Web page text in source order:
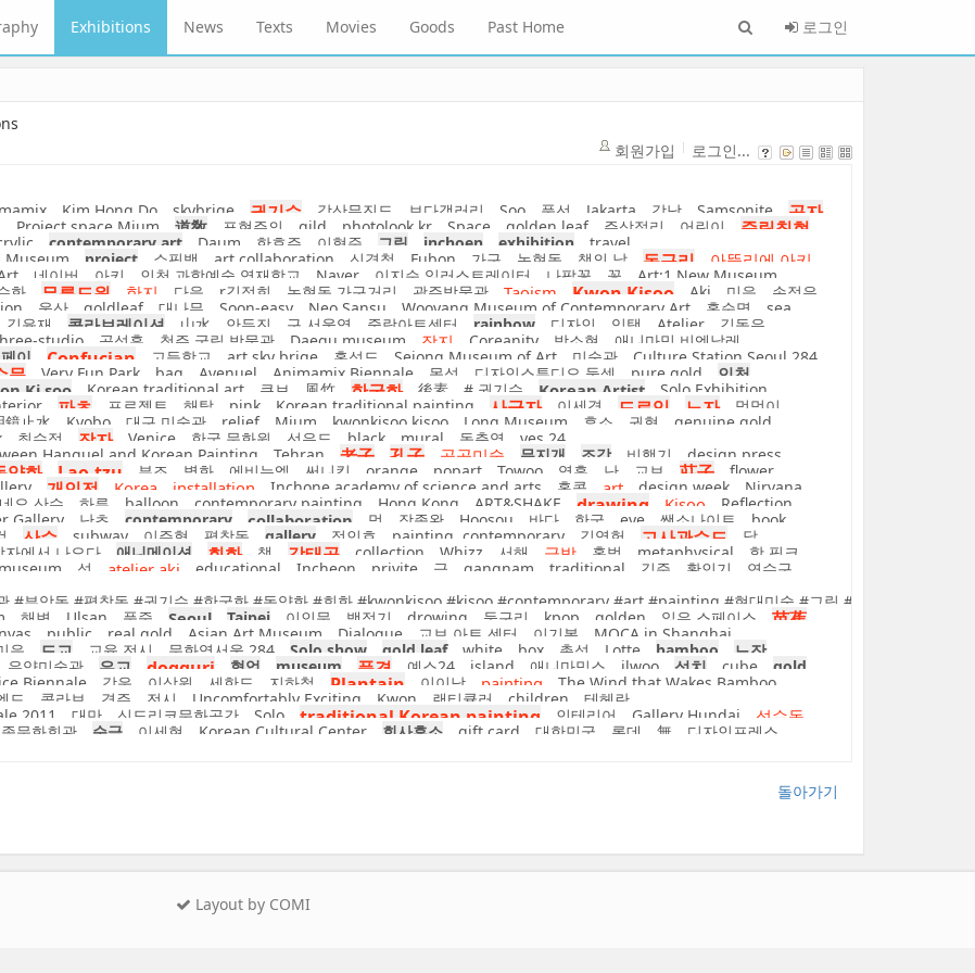
Exhibitions News Texts Movies Goods Past Home 로그인
회원가입
로그인...
Kim Hong Do skybrige 권기수 강산무진도 보다갤러리 Soo 풍선 Jakarta 강남 Samsonite 공자
Project space Mium 道敎 표현주의 gild photolook.kr Space golden leaf 주상절리 어린이 죽림칠현
contemporary art Daum 한효주 이혁준 그림 inchoen exhibition travel
Museum project 쇼핑백 art collaboration 신경철 Fubon 가구 논현동 책의 날 동구리 아뜰리에 아키
네이버 아키 인천 과학예술 영재학교 Naver 이지순 일러스트레이터 나팔꽃 꽃 Art:1 New Museum
화 무릉도원 한지 다음 r김정희 논현동 가구거리 광주박물관 Taoism Kwon Kisoo Aki 미음 손정은
울산 goldleaf 대나무 Soon-easy Neo Sansu Wooyang Museum of Contemporary Art 홍순명 sea
김윤재 콜라보레이션 山水 안두진 구 서울역 중랑아트센터 rainbow 디자인 임택 Atelier 김동유
studio 공성훈 청주 국립 박물관 Daegu museum 장지 Coreanity 박소현 애니마믹 비엔날레
이 Confucian 고등학교 art sky brige 홍성도 Sejong Museum of Art 미술관 Culture Station Seoul 284
묵 Very Fun Park bag Avenuel Animamix Biennale 목섬 디자인스튜디오 둘셋 pure gold 인천
Ki soo Korean traditional art 큐브 風竹 한국화 後素 # 권기수 Korean Artist Solo Exhibition
파초 프로젝트 해탈 pink Korean traditional painting 사군자 이세경 드로잉 노자 멍멍이
鏡止水 Kyobo 대구 미술관 relief Mium kwonkisoo.kisoo Long Museum 후소 권혁 genuine gold
최수정 장자 Venice 한국 문화원 선유도 black mural 동춘역 yes 24
Hanguel and Korean Painting Tehran 老子 孔子 공공미술 무지개 조각 비행기 design press
양화 Lao-tzu 부조 벽화 에비뉴엘 써니킴 orange popart Towoo 영흥 난 교보 莊子 flower
개인전 Korea installation Inchone academy of science and arts 홍콩 art design week Nirvana
네오 산수 하루 balloon contemporary painting Hong Kong ART&SHAKE drawing Kisoo Reflection
Gallery 난초 contemporary collaboration 먹 장종완 Hoosou 바다 한국 eye 쌤소나이트 book
산수 subway 이주형 평창동 gallery 정인호 painting. contemporary 김영헌 고사관수도 달
자에서 나오다 애니메이션 회화 책 강태공 collection Whizz 서해 금박 홍범 metaphysical 핫 핑크
섬 atelier aki educational Incheon privite 금 gangnam traditional 김준 황인기 연수구
#부암동 #평창동 #권기수 #한국화 #동양화 #회화 #kwonkisoo #kisoo #contemporary #art #painting #현대미술 #그림 #전시 #미술
해변 Ulsan 풍죽 Seoul Taipei 이인문 백정기 drowing 둥구리 kpop golden 일우 스페이스 芭蕉
public real gold Asian Art Museum Dialogue 교보 아트 센터 이기봉 MOCA in Shanghai
음 도교 교육 전시 문화역서울 284 Solo show gold leaf white box 총석 Lotte bamboo 노장
우양미술관 유교 dogguri 협업 museum 풍경 예스24 island 애니마믹스 ilwoo 설치 cube gold
Biennale 강운 이상원 세한도 지하철 Plantain 이이남 painting The Wind that Wakes Bamboo
드 콜라보 경주 전시 Uncomfortably Exciting Kwon 랜티큘러 children 테헤란
2011 대만 신도리코문화공간 Solo traditional Korean painting 인테리어 Gallery Hundai 성수동
문화회관 순금 이세현 Korean Cultural Center 회사후소 gift card 대한민국 롯데 無 디자인프레스
돌아가기
Layout by COMI